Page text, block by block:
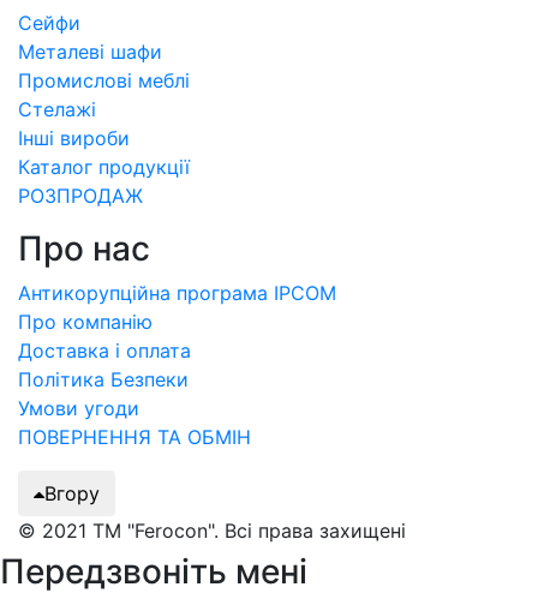
Сейфи
Металеві шафи
Промислові меблі
Стелажі
Інші вироби
Каталог продукції
РОЗПРОДАЖ
Про нас
Антикорупційна програма IPCOM
Про компанію
Доставка і оплата
Політика Безпеки
Умови угоди
ПОВЕРНЕННЯ ТА ОБМІН
Вгору
© 2021 ТМ "Ferocon". Всі права захищені
Передзвоніть мені